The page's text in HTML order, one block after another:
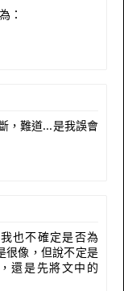
：
，難道...是我誤會
也不確定是否為
很像，但說不定是
還是先將文中的